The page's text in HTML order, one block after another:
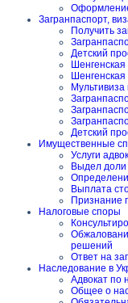
Оформление
Загранпаспорт,
Получить
Детский
Мультивиза
Детский
Имущественные
Услуги
Выдел доли
Выплата
Признание
Налоговые споры
решений
Ответ на
Наследование в
Адвокат по
Общее о